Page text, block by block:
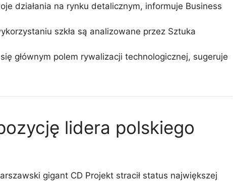
działania na rynku detalicznym, informuje Business
szkła są analizowane przez Sztuka
głównym polem rywalizacji technologicznej, sugeruje
lidera polskiego
gigant CD Projekt stracił status największej